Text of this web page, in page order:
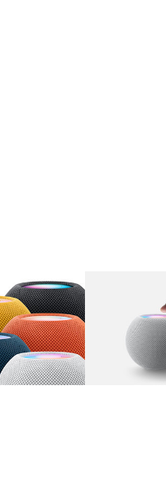
图库 图像 1